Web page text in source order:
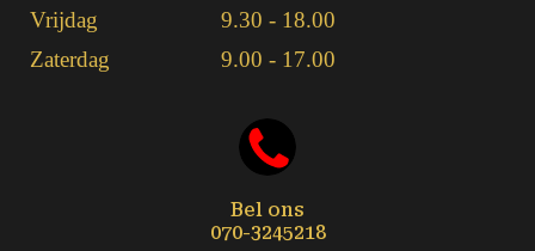
Vrijdag
9.30 - 18.00
Zaterdag
9.00 - 17.00
Bel ons
070-3245218